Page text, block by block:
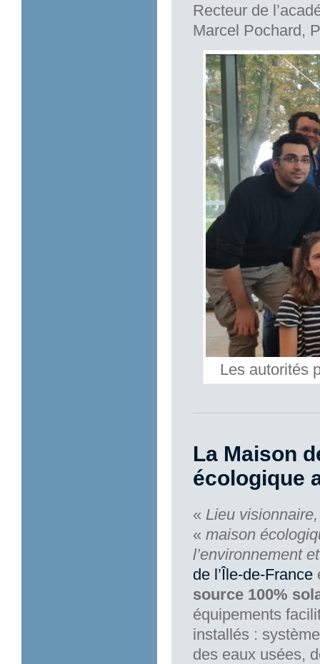
Recteur de
Marcel Pochard,
Les autorités
La Maison
écologique
« Lieu
« maison
l’environnement
de l’Île-de-France
source 100%
équipements
installés :
des eaux usées,